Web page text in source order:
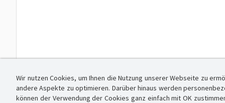
Wir nutzen Cookies, um Ihnen die Nutzung unserer Webseite zu
andere Aspekte zu optimieren. Darüber hinaus werden
können der Verwendung der Cookies ganz einfach mit OK